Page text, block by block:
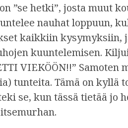
”se hetki”, josta muut
nauhat loppuun,
kaikkiin kysymyksiin,
kuuntelemisen.
VIEKÖÖN!!”
tunteita. Tämä on kyllä
se, kun tässä tietää jo